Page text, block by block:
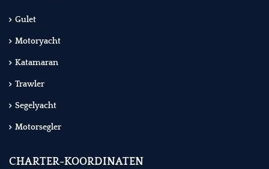
Gulet
Motoryacht
Katamaran
Trawler
Segelyacht
Motorsegler
CHARTER-KOORDINATEN